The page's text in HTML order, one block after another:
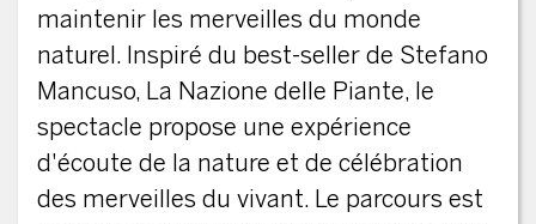
maintenir les merveilles du monde
naturel. Inspiré du best-seller de Stefano
Mancuso, La Nazione delle Piante, le
spectacle propose une expérience
d'écoute de la nature et de célébration
des merveilles du vivant. Le parcours est